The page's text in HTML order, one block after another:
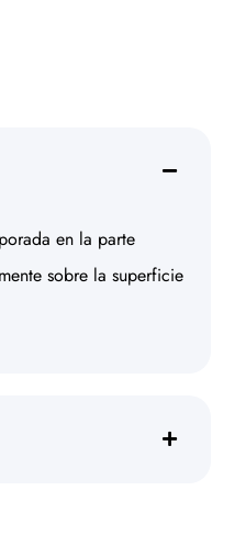
en la parte
sobre la superficie